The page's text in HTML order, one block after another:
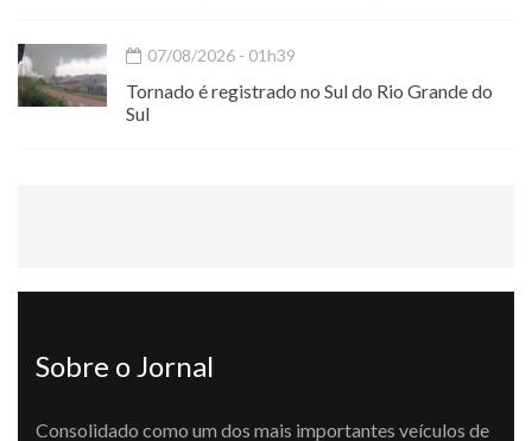
07/08/2026 - 01h39
Tornado é registrado no Sul do Rio Grande do
Sul
Sobre o Jornal
Consolidado como um dos mais importantes veículos de